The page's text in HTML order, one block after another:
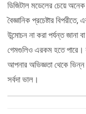
ডিজিটাল মডেলের চেয়ে
বৈজ্ঞানিক প্রচেষ্টার
উন্মোচন না করা পর্যন্ত জানা
গেমগুলিও এরকম হতে
আপনার অভিজ্ঞতা থেকে
সর্বদা ভাল।